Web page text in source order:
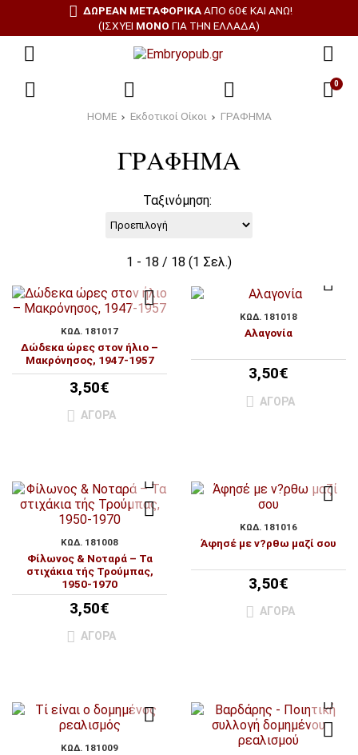
ΔΩΡΕΑΝ ΜΕΤΑΦΟΡΙΚΑΑΠΌ 60€ ΚΑΙ ΆΝΩ!
(ΙΣΧΎΕΙ ΜΌΝΟ ΓΙΑ ΤΗΝ ΕΛΛΆΔΑ)
0
HOME Εκδοτικοί Οίκοι ΓΡΑΦΗΜΑ
ΓΡΑΦΗΜΑ
Ταξινόμηση:
1 - 18 / 18 (1 Σελ.)
ΚΩΔ. 181017
Δώδεκα ώρες στον ήλιο –
Μακρόνησος, 1947-1957
3,50€
ΑΓΟΡΆ
ΚΩΔ. 181018
Αλαγονία
3,50€
ΑΓΟΡΆ
ΚΩΔ. 181008
Φίλωνος & Νοταρά – Τα
στιχάκια τής Τρούμπας,
1950-1970
3,50€
ΑΓΟΡΆ
ΚΩΔ. 181016
Άφησέ με ν?ρθω μαζί σου
3,50€
ΑΓΟΡΆ
ΚΩΔ. 181009